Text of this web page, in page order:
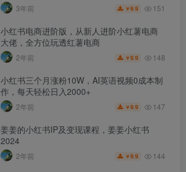
3年前 ￥9.9 151
小红书电商进阶版，从新人进阶小红薯电商
大佬，全方位玩透红薯电商
2年前 ￥9.9 148
小红书三个月涨粉10W，AI英语视频0成本制
作，每天轻松日入2000+
2年前 ￥9.9 147
姜姜的小红书IP及变现课程，姜姜小红书
2024
2年前 ￥9.9 144